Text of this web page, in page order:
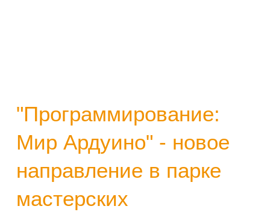
"Программирование:
Мир Ардуино" - новое
направление в парке
мастерских